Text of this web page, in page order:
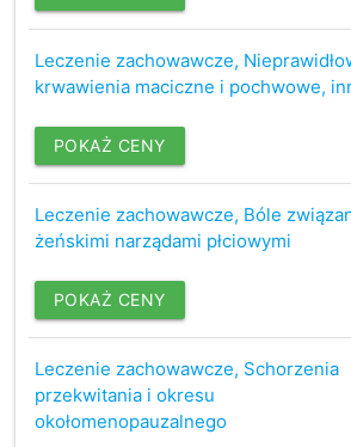
Leczenie zachowawcze,
krwawienia maciczne i pochwowe,
POKAŻ CENY
Leczenie zachowawcze, Bóle
żeńskimi narządami płciowymi
POKAŻ CENY
Leczenie zachowawcze, Schorzenia
przekwitania i okresu
okołomenopauzalnego